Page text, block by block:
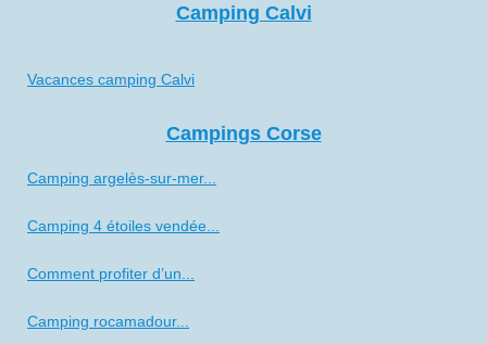
Camping Calvi
Vacances camping Calvi
Campings Corse
Camping argelès-sur-mer...
Camping 4 étoiles vendée...
Comment profiter d’un...
Camping rocamadour...